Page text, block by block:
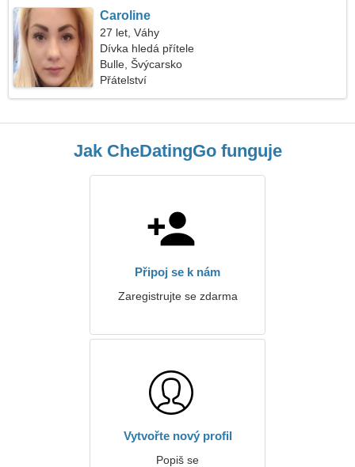
Caroline
27 let, Váhy
Dívka hledá přítele
Bulle, Švýcarsko
Přátelství
Jak CheDatingGo funguje
Připoj se k nám
Zaregistrujte se zdarma
Vytvořte nový profil
Popiš se